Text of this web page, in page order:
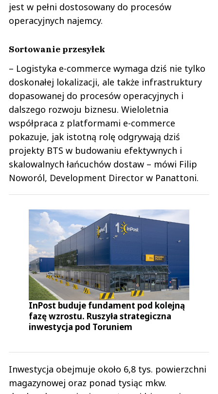
jest w pełni dostosowany do procesów
operacyjnych najemcy.
Sortowanie przesyłek
– Logistyka e-commerce wymaga dziś nie tylko
doskonałej lokalizacji, ale także infrastruktury
dopasowanej do procesów operacyjnych i
dalszego rozwoju biznesu. Wieloletnia
współpraca z platformami e-commerce
pokazuje, jak istotną rolę odgrywają dziś
projekty BTS w budowaniu efektywnych i
skalowalnych łańcuchów dostaw – mówi Filip
Noworól, Development Director w Panattoni.
InPost buduje fundament pod kolejną
fazę wzrostu. Ruszyła strategiczna
inwestycja pod Toruniem
Inwestycja obejmuje około 6,8 tys. powierzchni
magazynowej oraz ponad tysiąc mkw.